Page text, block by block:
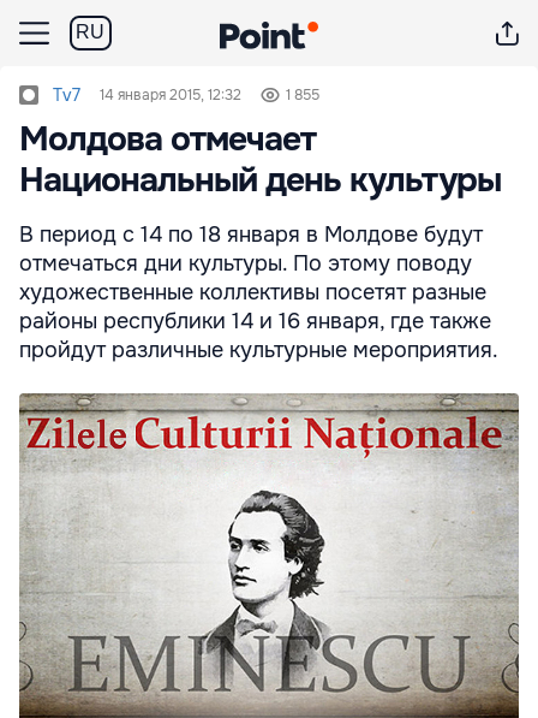
RU
Tv7 14 января 2015, 12:32 1 855
Молдова отмечает
Национальный день культуры
В период с 14 по 18 января в Молдове будут
отмечаться дни культуры. По этому поводу
художественные коллективы посетят разные
районы республики 14 и 16 января, где также
пройдут различные культурные мероприятия.